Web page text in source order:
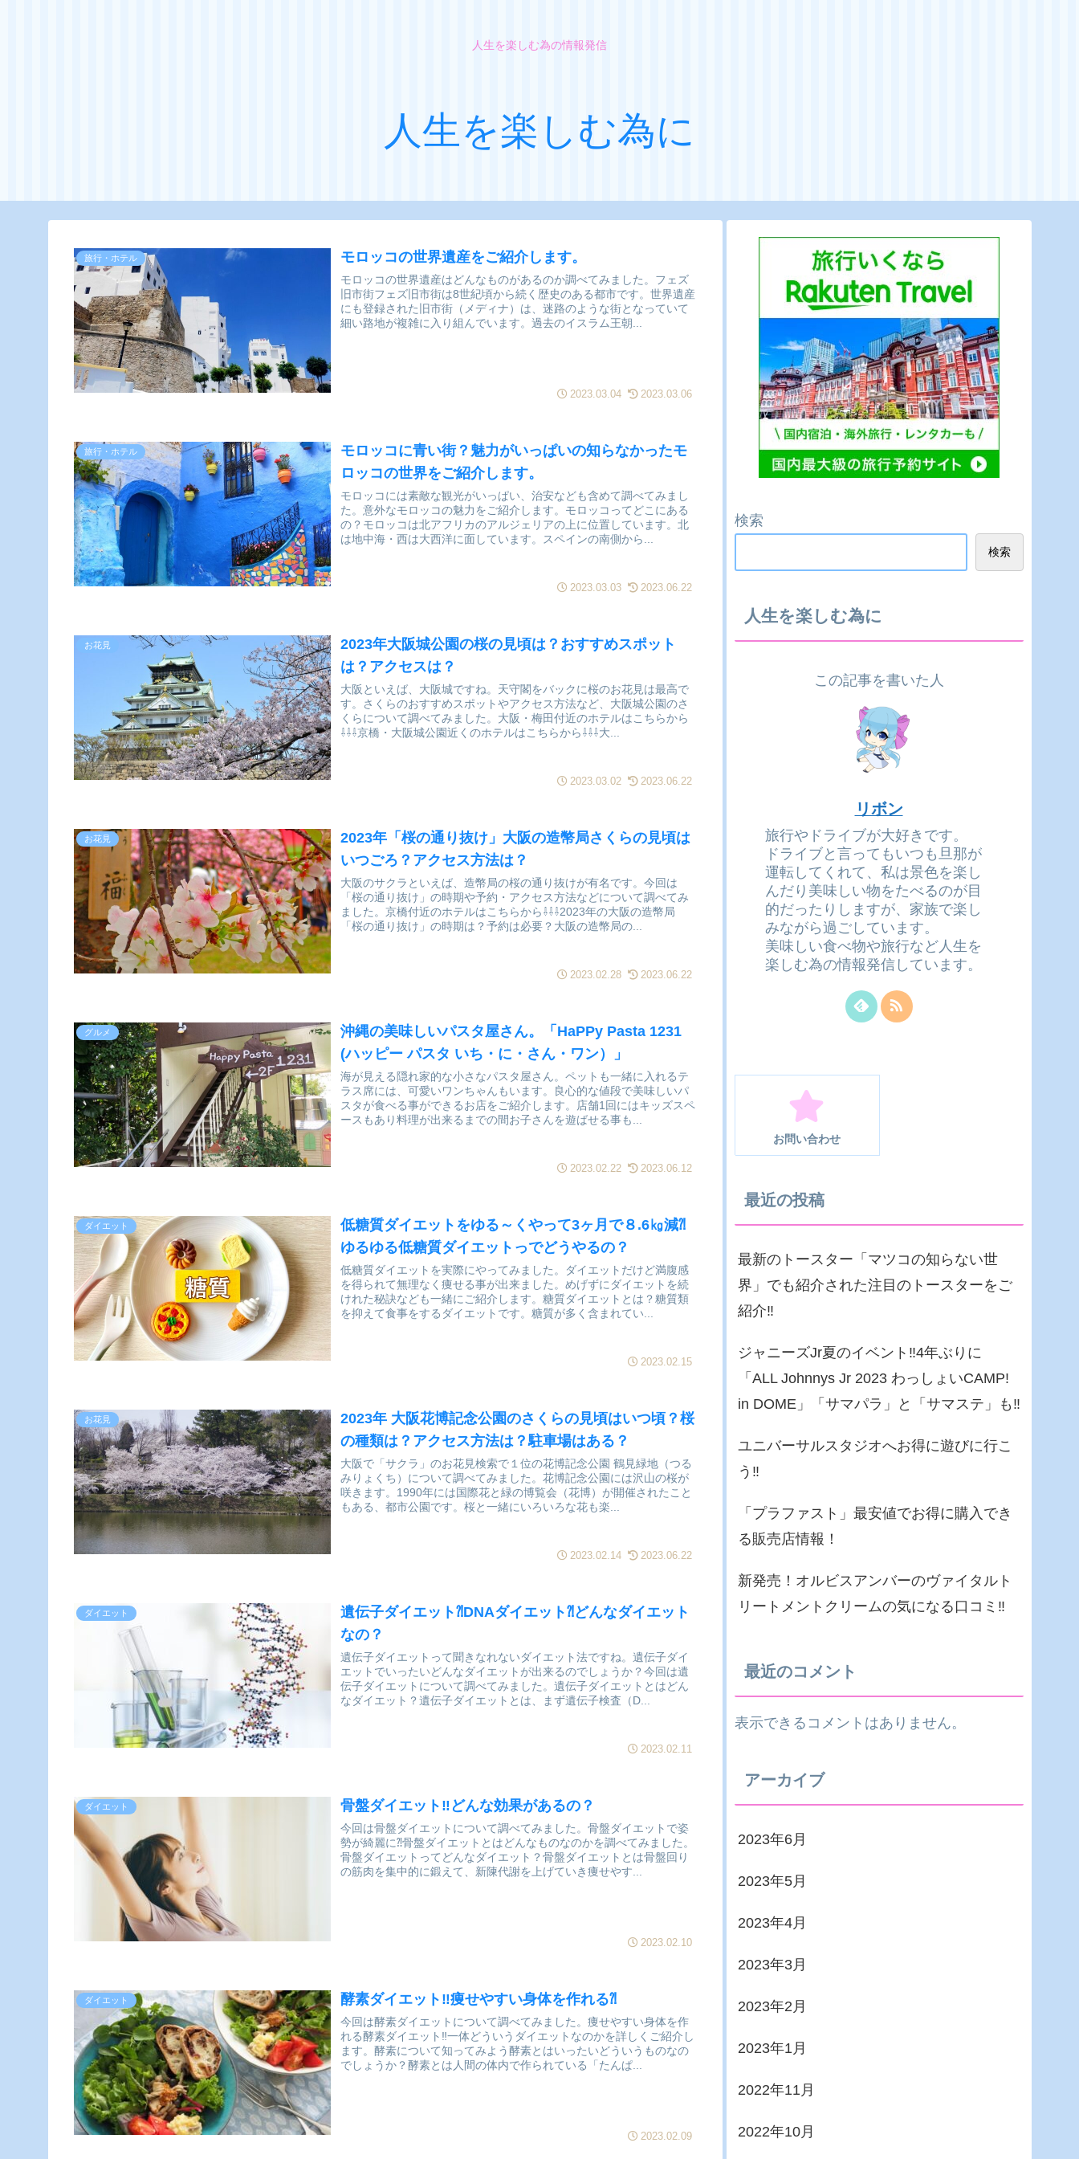
人生を楽しむ為の情報発信
人生を楽しむ為に
旅行・ホテル モロッコの世界遺産をご紹介します。
モロッコの世界遺産はどんなものがあるのか調べてみました。フェズ
旧市街フェズ旧市街は8世紀頃から続く歴史のある都市です。世界遺産
にも登録された旧市街（メディナ）は、迷路のような街となっていて
細い路地が複雑に入り組んでいます。過去のイスラム王朝...
2023.03.04 2023.03.06
旅行・ホテル
モロッコに青い街？魅力がいっぱいの知らなかったモ
ロッコの世界をご紹介します。
モロッコには素敵な観光がいっぱい、治安なども含めて調べてみまし
た。意外なモロッコの魅力をご紹介します。モロッコってどこにある
の？モロッコは北アフリカのアルジェリアの上に位置しています。北
は地中海・西は大西洋に面しています。スペインの南側から...
2023.03.03 2023.06.22
お花見
2023年大阪城公園の桜の見頃は？おすすめスポット
は？アクセスは？
大阪といえば、大阪城ですね。天守閣をバックに桜のお花見は最高で
す。さくらのおすすめスポットやアクセス方法など、大阪城公園のさ
くらについて調べてみました。大阪・梅田付近のホテルはこちらから
⇩⇩⇩京橋・大阪城公園近くのホテルはこちらから⇩⇩⇩大...
2023.03.02 2023.06.22
お花見
2023年「桜の通り抜け」大阪の造幣局さくらの見頃は
いつごろ？アクセス方法は？
大阪のサクラといえば、造幣局の桜の通り抜けが有名です。今回は
「桜の通り抜け」の時期や予約・アクセス方法などについて調べてみ
ました。京橋付近のホテルはこちらから⇩⇩⇩2023年の大阪の造幣局
「桜の通り抜け」の時期は？予約は必要？大阪の造幣局の...
2023.02.28 2023.06.22
グルメ
沖縄の美味しいパスタ屋さん。「HaPPy Pasta 1231
(ハッピー パスタ いち・に・さん・ワン）」
海が見える隠れ家的な小さなパスタ屋さん。ペットも一緒に入れるテ
ラス席には、可愛いワンちゃんもいます。良心的な値段で美味しいパ
スタが食べる事ができるお店をご紹介します。店舗1回にはキッズスペ
ースもあり料理が出来るまでの間お子さんを遊ばせる事も...
2023.02.22 2023.06.12
ダイエット
低糖質ダイエットをゆる～くやって3ヶ月で８.6㎏減⁈
ゆるゆる低糖質ダイエットっでどうやるの？
低糖質ダイエットを実際にやってみました。ダイエットだけど満腹感
を得られて無理なく痩せる事が出来ました。めげずにダイエットを続
けれた秘訣なども一緒にご紹介します。糖質ダイエットとは？糖質類
を抑えて食事をするダイエットです。糖質が多く含まれてい...
2023.02.15
お花見
2023年 大阪花博記念公園のさくらの見頃はいつ頃？桜
の種類は？アクセス方法は？駐車場はある？
大阪で「サクラ」のお花見検索で１位の花博記念公園 鶴見緑地（つる
みりょくち）について調べてみました。花博記念公園には沢山の桜が
咲きます。1990年には国際花と緑の博覧会（花博）が開催されたこと
もある、都市公園です。桜と一緒にいろいろな花も楽...
2023.02.14 2023.06.22
ダイエット
遺伝子ダイエット⁈DNAダイエット⁈どんなダイエット
なの？
遺伝子ダイエットって聞きなれないダイエット法ですね。遺伝子ダイ
エットでいったいどんなダイエットが出来るのでしょうか？今回は遺
伝子ダイエットについて調べてみました。遺伝子ダイエットとはどん
なダイエット？遺伝子ダイエットとは、まず遺伝子検査（D...
2023.02.11
ダイエット 骨盤ダイエット‼どんな効果があるの？
今回は骨盤ダイエットについて調べてみました。骨盤ダイエットで姿
勢が綺麗に⁈骨盤ダイエットとはどんなものなのかを調べてみました。
骨盤ダイエットってどんなダイエット？骨盤ダイエットとは骨盤回り
の筋肉を集中的に鍛えて、新陳代謝を上げていき痩せやす...
2023.02.10
ダイエット 酵素ダイエット‼痩せやすい身体を作れる⁈
今回は酵素ダイエットについて調べてみました。痩せやすい身体を作
れる酵素ダイエット‼一体どういうダイエットなのかを詳しくご紹介し
ます。酵素について知ってみよう酵素とはいったいどういうものなの
でしょうか？酵素とは人間の体内で作られている「たんぱ...
2023.02.09
検索
検索
人生を楽しむ為に
この記事を書いた人
リボン
旅行やドライブが大好きです。
ドライブと言ってもいつも旦那が
運転してくれて、私は景色を楽し
んだり美味しい物をたべるのが目
的だったりしますが、家族で楽し
みながら過ごしています。
美味しい食べ物や旅行など人生を
楽しむ為の情報発信しています。
お問い合わせ
最近の投稿
最新のトースター「マツコの知らない世
界」でも紹介された注目のトースターをご
紹介‼
ジャニーズJr夏のイベント‼4年ぶりに
「ALL Johnnys Jr 2023 わっしょいCAMP!
in DOME」「サマパラ」と「サマステ」も‼
ユニバーサルスタジオへお得に遊びに行こ
う‼
「プラファスト」最安値でお得に購入でき
る販売店情報！
新発売！オルビスアンバーのヴァイタルト
リートメントクリームの気になる口コミ‼
最近のコメント
表示できるコメントはありません。
アーカイブ
2023年6月
2023年5月
2023年4月
2023年3月
2023年2月
2023年1月
2022年11月
2022年10月